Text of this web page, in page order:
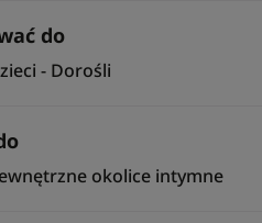
do
- Dorośli
okolice intymne